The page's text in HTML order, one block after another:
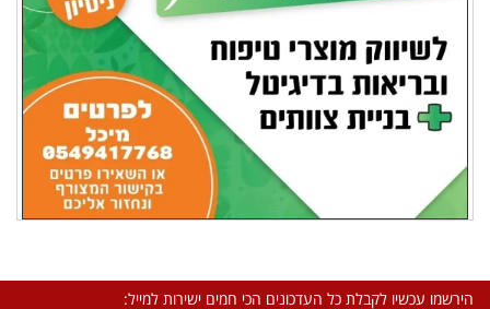
הירשמו עכשיו לקבלת כל העדכונים הכי חמים ישירות למייל: